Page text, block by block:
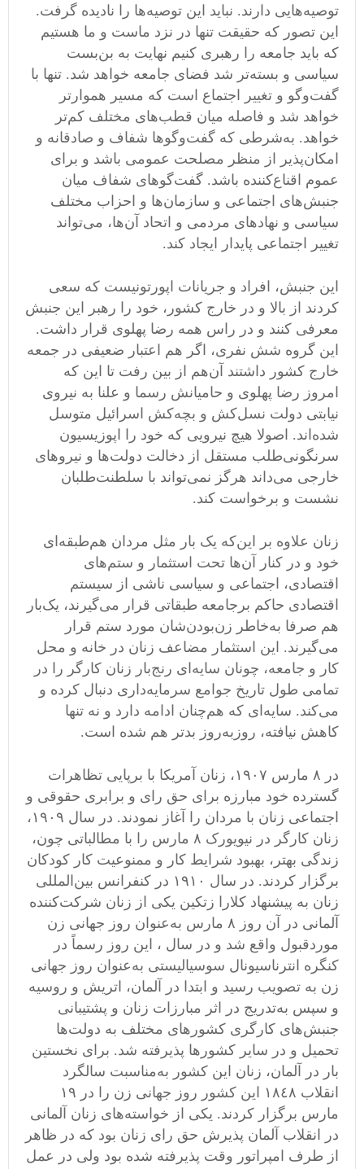
توصیه‌هایی دارند. نباید این توصیه‌ها را نادیده گرفت.
این تصور که حقیقت تنها در نزد ماست و ما هستیم
که باید جامعه را رهبری کنیم نهایت به بن‌بست
سیاسی و بسته‌تر شد فضای جامعه خواهد شد. تنها با
گفت‌و‌گو و تغییر اجتماع است که مسیر هموارتر
خواهد شد و فاصله میان قطب‌های مختلف کم‌تر
خواهد. به‌شرطی که گفت‌و‌گوها شفاف و صادقانه و
امکان‌پذیر از منظر مصلحت عمومی باشد و برای
عموم اقناع‌کننده باشد. گفت‌گو‌های شفاف میان
جنبش‌های اجتماعی و سازمان‌ها و احزاب مختلف
سیاسی و نهادهای مردمی و اتحاد آن‌ها، می‌تواند
تغییر اجتماعی پایدار ایجاد کند.
این جنبش، افراد و جریانات اپورتونیست که سعی
کردند از بالا و در خارج کشور، خود را رهبر این جنبش
معرفی کنند و در راس همه رضا پهلوی قرار داشت.
این گروه شش نفری، اگر هم اعتبار ضعیفی در جمعه
خارج کشور داشتند آن‌هم از بین رفت تا این که
امروز رضا پهلوی و حامیانش رسما و علنا به نیروی
نیابتی دولت نسل‌کش و بچه‌کش اسرائیل متوسل
شده‌اند. اصولا هیچ نیرویی که خود را اپوزیسیون
سرنگونی‌طلب مستقل از دخالت دولت‌ها و نیروهای
خارجی می‌داند هرگز نمی‌تواند با سلطنت‌طلبان
نشست و برخواست کند.
زنان علاوه بر این‌که یک بار مثل مردان هم‌طبقه‌ای
خود و در کنار آن‌ها تحت استثمار و ستم‌های
اقتصادی، اجتماعی و سياسی ناشی از سيستم
اقتصادی حاکم برجامعه طبقاتی قرار‌ می‌گيرند، یک‌بار
هم صرفا به‌خاطر زن‌بودن‌شان مورد ستم قرار
می‌گيرند. این استثمار مضاعف زنان در خانه و محل
کار و جامعه، چونان سایه‌ای رنج‌بار زنان کارگر را در
تمامی طول تاریخ جوامع سرمایه‌داری دنبال کرده و
می‌کند. سایه‌ای که هم‌چنان ادامه دارد و نه تنها
کاهش نیافته، روز‌به‌روز بدتر هم شده است.
در ٨ مارس ١٩٠٧، زنان آمریکا با برپایی تظاهرات
گسترده خود مبارزه برای حق رای و برابری حقوقی و
اجتماعی زنان با مردان را آغاز نمودند. در سال ١٩٠٩،
زنان کارگر در نیویورک ٨ مارس را با مطالباتی چون،
زندگی بهتر، بهبود شرایط کار و ممنوعیت کار کودکان
برگزار کردند. در سال ١٩١٠ در کنفرانس بین‌المللی
زنان به پیشنهاد کلارا زتکین یکی از زنان شرکت‌کننده
آلمانی در آن روز ٨ مارس به‌عنوان روز جهانی زن
موردقبول واقع شد و در سال ، این روز رسماً در
کنگره انترناسیونال سوسیالیستی به‌عنوان روز جهانی
زن به تصویب رسید و ابتدا در آلمان، اتریش و روسیه
و سپس به‌تدریج در اثر مبارزات زنان و پشتیبانی
جنبش‌های کارگری کشورهای مختلف به دولت‌ها
تحمیل و در سایر کشورها پذیرفته شد. برای نخستین
بار در آلمان، زنان این کشور به‌مناسبت سالگرد
انقلاب ١٨٤٨ این کشور روز جهانی زن را در ١٩
مارس برگزار کردند. یکی از خواسته‌های زنان آلمانی
در انقلاب آلمان پذیرش حق رای زنان بود که در ظاهر
از طرف امپراتور وقت پذیرفته شده بود ولی در عمل